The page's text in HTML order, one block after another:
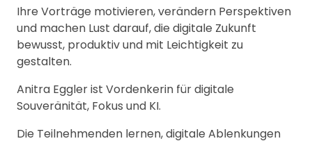
Ihre Vorträge motivieren, verändern Perspektiven
und machen Lust darauf, die digitale Zukunft
bewusst, produktiv und mit Leichtigkeit zu
gestalten.
Anitra Eggler ist Vordenkerin für digitale
Souveränität, Fokus und KI.
Die Teilnehmenden lernen, digitale Ablenkungen